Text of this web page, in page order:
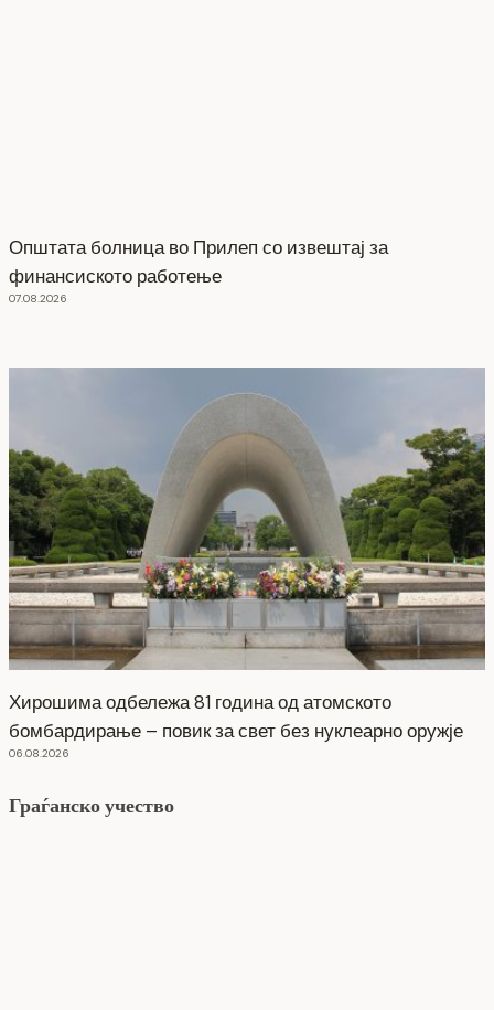
Општата болница во Прилеп со извештај за
финансиското работење
07.08.2026
Хирошима одбележа 81 година од атомското
бомбардирање – повик за свет без нуклеарно оружје
06.08.2026
Граѓанско учество